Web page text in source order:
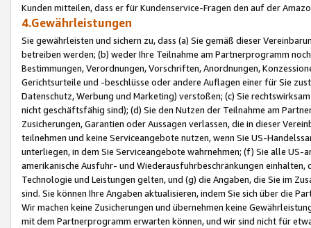
Kunden mitteilen, dass er für Kundenservice-Fragen den auf der
4.Gewährleistungen
Sie gewährleisten und sichern zu, dass (a) Sie gemäß dieser
betreiben werden; (b) weder Ihre Teilnahme am Partnerprogramm
Bestimmungen, Verordnungen, Vorschriften, Anordnungen,
Gerichtsurteile und -beschlüsse oder andere Auflagen einer für Sie
Datenschutz, Werbung und Marketing) verstoßen; (c) Sie
nicht geschäftsfähig sind); (d) Sie den Nutzen der Teilnahme am
Zusicherungen, Garantien oder Aussagen verlassen, die in dieser
teilnehmen und keine Serviceangebote nutzen, wenn Sie US-
unterliegen, in dem Sie Serviceangebote wahrnehmen; (f) Sie alle
amerikanische Ausfuhr- und Wiederausfuhrbeschränkungen
Technologie und Leistungen gelten, und (g) die Angaben, die Sie im
sind. Sie können Ihre Angaben aktualisieren, indem Sie sich über die
Wir machen keine Zusicherungen und übernehmen keine
mit dem Partnerprogramm erwarten können, und wir sind nicht für